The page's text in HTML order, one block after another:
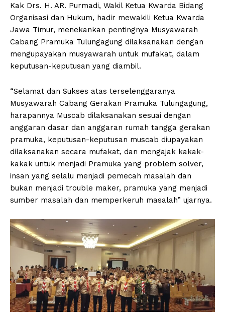
Kak Drs. H. AR. Purmadi, Wakil Ketua Kwarda Bidang
Organisasi dan Hukum, hadir mewakili Ketua Kwarda
Jawa Timur, menekankan pentingnya Musyawarah
Cabang Pramuka Tulungagung dilaksanakan dengan
mengupayakan musyawarah untuk mufakat, dalam
keputusan-keputusan yang diambil.
“Selamat dan Sukses atas terselenggaranya
Musyawarah Cabang Gerakan Pramuka Tulungagung,
harapannya Muscab dilaksanakan sesuai dengan
anggaran dasar dan anggaran rumah tangga gerakan
pramuka, keputusan-keputusan muscab diupayakan
dilaksanakan secara mufakat, dan mengajak kakak-
kakak untuk menjadi Pramuka yang problem solver,
insan yang selalu menjadi pemecah masalah dan
bukan menjadi trouble maker, pramuka yang menjadi
sumber masalah dan memperkeruh masalah” ujarnya.